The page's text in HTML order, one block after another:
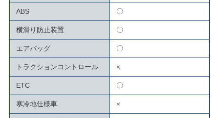
ABS 〇
横滑り防止装置 〇
エアバッグ 〇
トラクションコントロール ×
ETC 〇
寒冷地仕様車 ×